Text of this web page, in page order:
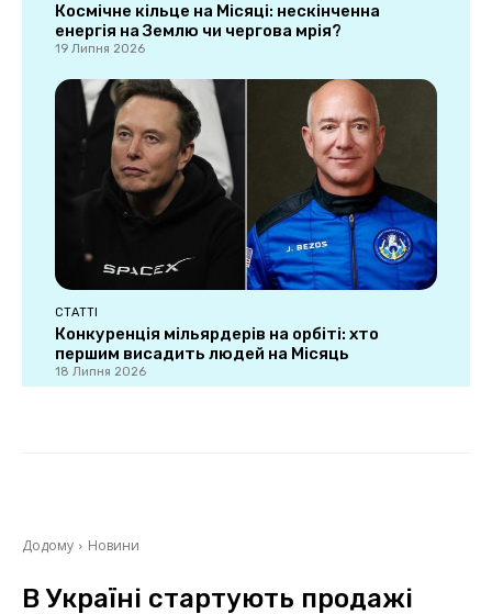
Космічне кільце на Місяці: нескінченна
енергія на Землю чи чергова мрія?
19 Липня 2026
СТАТТІ
Конкуренція мільярдерів на орбіті: хто
першим висадить людей на Місяць
18 Липня 2026